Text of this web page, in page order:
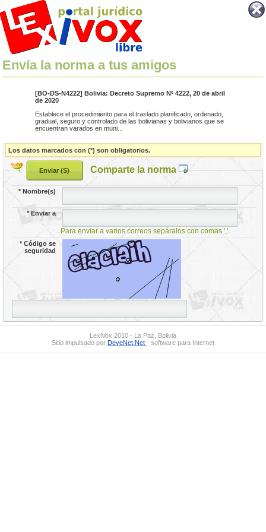
Envía la norma a tus amigos
[BO-DS-N4222] Bolivia: Decreto Supremo Nº 4222, 20 de abril
de 2020
Establece el procedimiento para el traslado planificado, ordenado,
gradual, seguro y controlado de las bolivianas y bolivianos que se
encuentran varados en muni...
Los datos marcados con (*) son obligatorios.
Comparte la norma
*Nombre(s)
*Enviar a
Para enviar a varios correos sepáralos con comas ','.
*Código se
seguridad
LexiVox 2010 - La Paz, Bolivia
Sitio impulsado por DeveNet.Net - software para Internet